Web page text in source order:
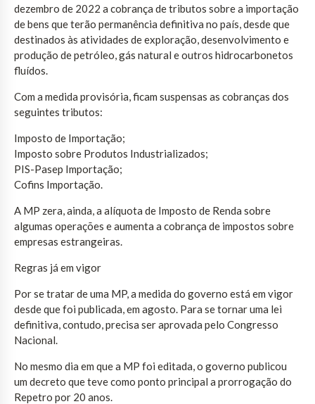
dezembro de 2022 a cobrança de tributos sobre a importação
de bens que terão permanência definitiva no país, desde que
destinados às atividades de exploração, desenvolvimento e
produção de petróleo, gás natural e outros hidrocarbonetos
fluídos.
Com a medida provisória, ficam suspensas as cobranças dos
seguintes tributos:
Imposto de Importação;
Imposto sobre Produtos Industrializados;
PIS-Pasep Importação;
Cofins Importação.
A MP zera, ainda, a alíquota de Imposto de Renda sobre
algumas operações e aumenta a cobrança de impostos sobre
empresas estrangeiras.
Regras já em vigor
Por se tratar de uma MP, a medida do governo está em vigor
desde que foi publicada, em agosto. Para se tornar uma lei
definitiva, contudo, precisa ser aprovada pelo Congresso
Nacional.
No mesmo dia em que a MP foi editada, o governo publicou
um decreto que teve como ponto principal a prorrogação do
Repetro por 20 anos.